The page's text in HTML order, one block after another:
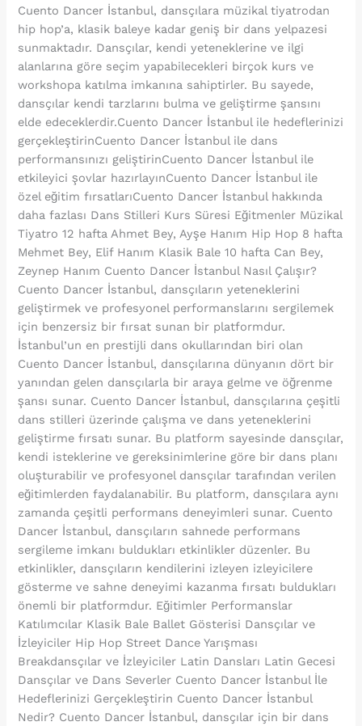
Cuento Dancer İstanbul, dansçılara müzikal tiyatrodan
hip hop’a, klasik baleye kadar geniş bir dans yelpazesi
sunmaktadır. Dansçılar, kendi yeteneklerine ve ilgi
alanlarına göre seçim yapabilecekleri birçok kurs ve
workshopa katılma imkanına sahiptirler. Bu sayede,
dansçılar kendi tarzlarını bulma ve geliştirme şansını
elde edeceklerdir.Cuento Dancer İstanbul ile hedeflerinizi
gerçekleştirinCuento Dancer İstanbul ile dans
performansınızı geliştirinCuento Dancer İstanbul ile
etkileyici şovlar hazırlayınCuento Dancer İstanbul ile
özel eğitim fırsatlarıCuento Dancer İstanbul hakkında
daha fazlası Dans Stilleri Kurs Süresi Eğitmenler Müzikal
Tiyatro 12 hafta Ahmet Bey, Ayşe Hanım Hip Hop 8 hafta
Mehmet Bey, Elif Hanım Klasik Bale 10 hafta Can Bey,
Zeynep Hanım Cuento Dancer İstanbul Nasıl Çalışır?
Cuento Dancer İstanbul, dansçıların yeteneklerini
geliştirmek ve profesyonel performanslarını sergilemek
için benzersiz bir fırsat sunan bir platformdur.
İstanbul’un en prestijli dans okullarından biri olan
Cuento Dancer İstanbul, dansçılarına dünyanın dört bir
yanından gelen dansçılarla bir araya gelme ve öğrenme
şansı sunar. Cuento Dancer İstanbul, dansçılarına çeşitli
dans stilleri üzerinde çalışma ve dans yeteneklerini
geliştirme fırsatı sunar. Bu platform sayesinde dansçılar,
kendi isteklerine ve gereksinimlerine göre bir dans planı
oluşturabilir ve profesyonel dansçılar tarafından verilen
eğitimlerden faydalanabilir. Bu platform, dansçılara aynı
zamanda çeşitli performans deneyimleri sunar. Cuento
Dancer İstanbul, dansçıların sahnede performans
sergileme imkanı buldukları etkinlikler düzenler. Bu
etkinlikler, dansçıların kendilerini izleyen izleyicilere
gösterme ve sahne deneyimi kazanma fırsatı buldukları
önemli bir platformdur. Eğitimler Performanslar
Katılımcılar Klasik Bale Ballet Gösterisi Dansçılar ve
İzleyiciler Hip Hop Street Dance Yarışması
Breakdansçılar ve İzleyiciler Latin Dansları Latin Gecesi
Dansçılar ve Dans Severler Cuento Dancer İstanbul İle
Hedeflerinizi Gerçekleştirin Cuento Dancer İstanbul
Nedir? Cuento Dancer İstanbul, dansçılar için bir dans